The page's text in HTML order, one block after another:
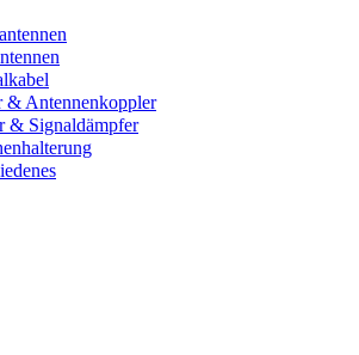
& Antennenkoppler
& Signaldämpfer